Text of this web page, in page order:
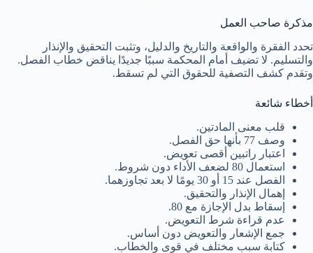
مذكرة صاحب العمل
تحدد الفقرة والواقعة والتاريخ والدليل، وتثبت التحقيق والإنذار
والتسليم. لا تضيف أمام المحكمة سببًا جديدًا يناقض خطاب الفصل.
وتقدم كشف التصفية للحقوق التي لم تسقط.
أخطاء شائعة
قلب معنى المادتين.
وصف 77 بأنها حق الفصل.
اعتبار راتبين أقصى تعويض.
استعمال 80 لضعف الأداء دون شروط.
الفصل عند 15 أو 30 يومًا لا بعد تجاوزهما.
إهمال الإنذار والتحقيق.
إسقاط بدل الإجازة مع 80.
عدم قراءة شرط التعويض.
جمع الإشعار والتعويض دون أساس.
كتابة سبب مختلف في قوى والخطاب.